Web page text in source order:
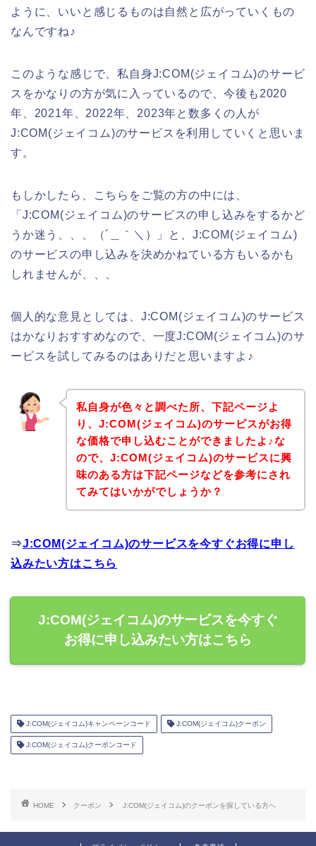
ように、いいと感じるものは自然と広がっていくもの
なんですね♪
このような感じで、私自身J:COM(ジェイコム)のサービ
スをかなりの方が気に入っているので、今後も2020
年、2021年、2022年、2023年と数多くの人が
J:COM(ジェイコム)のサービスを利用していくと思いま
す。
もしかしたら、こちらをご覧の方の中には、
「J:COM(ジェイコム)のサービスの申し込みをするかど
うか迷う、、、（´＿｀＼）」と、J:COM(ジェイコム)
のサービスの申し込みを決めかねている方もいるかも
しれませんが、、、
個人的な意見としては、J:COM(ジェイコム)のサービス
はかなりおすすめなので、一度J:COM(ジェイコム)のサ
ービスを試してみるのはありだと思いますよ♪
私自身が色々と調べた所、下記ページよ
り、J:COM(ジェイコム)のサービスがお得
な価格で申し込むことができましたよ♪な
ので、J:COM(ジェイコム)のサービスに興
味のある方は下記ページなどを参考にされ
てみてはいかがでしょうか？
⇒J:COM(ジェイコム)のサービスを今すぐお得に申し
込みたい方はこちら
J:COM(ジェイコム)のサービスを今すぐ
お得に申し込みたい方はこちら
J:COM(ジェイコム)キャンペーンコード J:COM(ジェイコム)クーポン
J:COM(ジェイコム)クーポンコード
HOME クーポン J:COM(ジェイコム)のクーポンを探している方へ